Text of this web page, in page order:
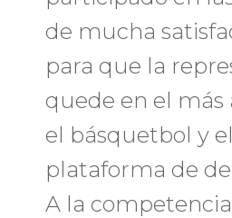
de mucha
para que la
quede en el más
el básquetbol y
plataforma de
A la